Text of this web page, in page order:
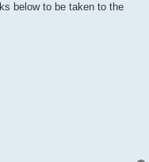
below to be taken to the